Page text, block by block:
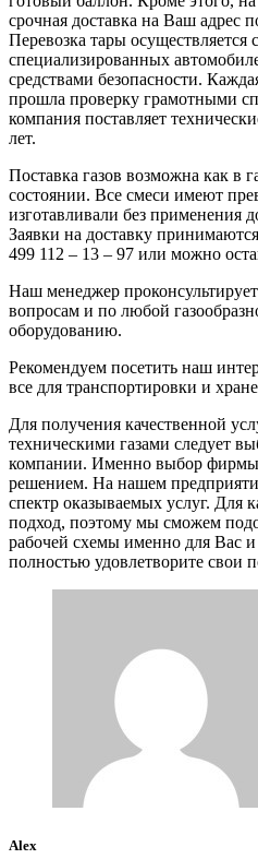
срочная доставка на Ваш адрес
Перевозка тары
специализированных
средствами безопасности.
прошла проверку грамотными
компания поставляет
лет.
Поставка газов возможна как в
состоянии. Все смеси имеют
изготавливали без применения
Заявки на доставку
499 112 – 13 – 97 или можно
Наш менеджер
вопросам и по любой
оборудованию.
Рекомендуем посетить наш
все для транспортировки и
Для получения качественной
техническими газами следует
компании. Именно выбор
решением. На нашем
спектр оказываемых услуг. Для
подход, поэтому мы сможем
рабочей схемы именно для Вас
полностью удовлетворите свои
Alex